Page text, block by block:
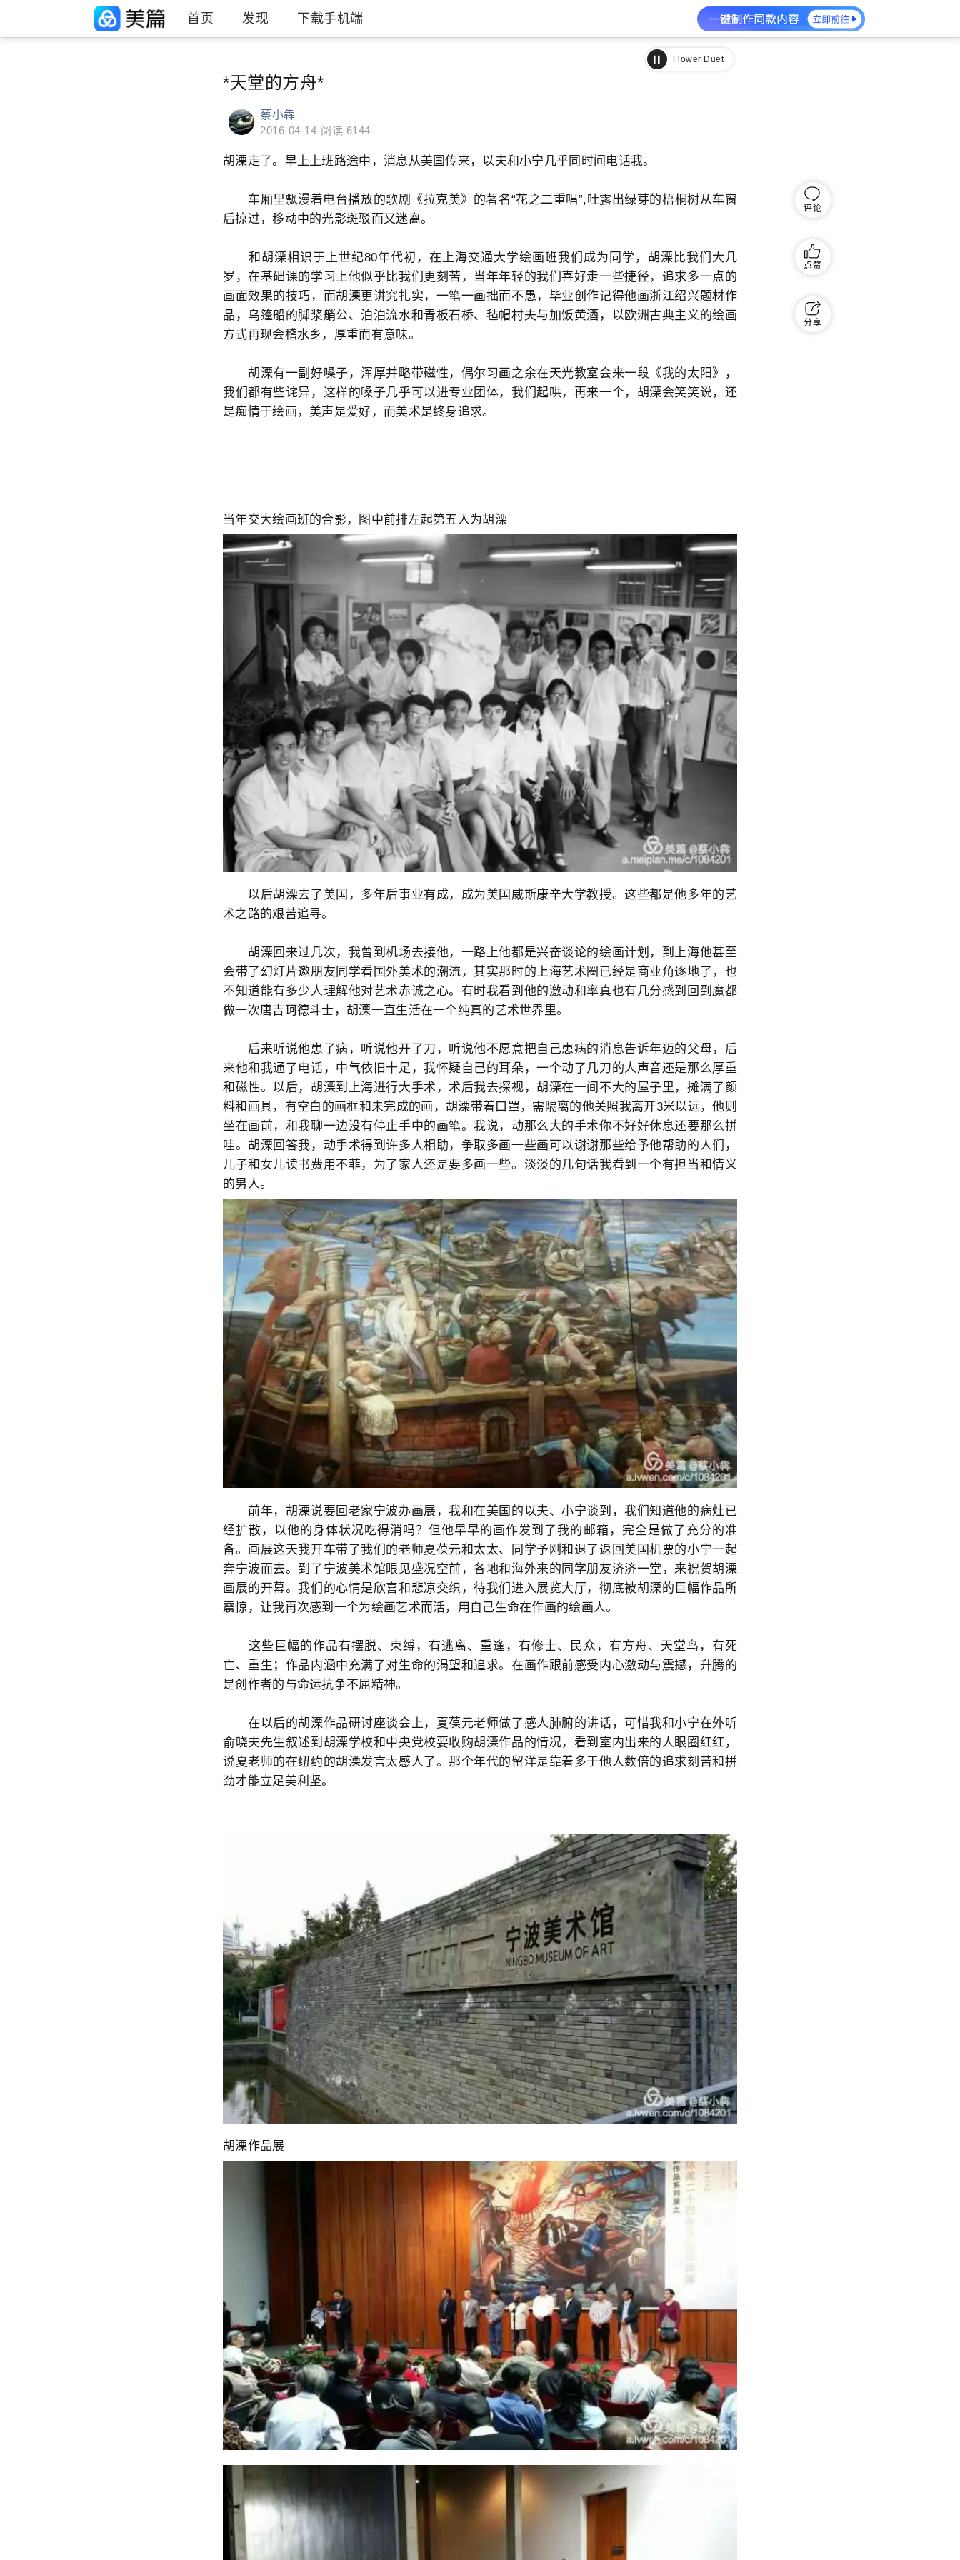
首页 发现 下载手机端
The Flower Duet The Flower Duet
*天堂的方舟*
蔡小犇
2016-04-14 阅读 6144
胡溧走了。早上上班路途中，消息从美国传来，以夫和小宁几乎同时间电话我。
车厢里飘漫着电台播放的歌剧《拉克美》的著名“花之二重唱”,吐露出绿芽的梧桐树从车窗
后掠过，移动中的光影斑驳而又迷离。
和胡溧相识于上世纪80年代初，在上海交通大学绘画班我们成为同学，胡溧比我们大几
岁，在基础课的学习上他似乎比我们更刻苦，当年年轻的我们喜好走一些捷径，追求多一点的
画面效果的技巧，而胡溧更讲究扎实，一笔一画拙而不愚，毕业创作记得他画浙江绍兴题材作
品，乌篷船的脚浆艄公、泊泊流水和青板石桥、毡帽村夫与加饭黄酒，以欧洲古典主义的绘画
方式再现会稽水乡，厚重而有意味。
胡溧有一副好嗓子，浑厚并略带磁性，偶尔习画之余在天光教室会来一段《我的太阳》，
我们都有些诧异，这样的嗓子几乎可以进专业团体，我们起哄，再来一个，胡溧会笑笑说，还
是痴情于绘画，美声是爱好，而美术是终身追求。
当年交大绘画班的合影，图中前排左起第五人为胡溧
以后胡溧去了美国，多年后事业有成，成为美国威斯康辛大学教授。这些都是他多年的艺
术之路的艰苦追寻。
胡溧回来过几次，我曾到机场去接他，一路上他都是兴奋谈论的绘画计划，到上海他甚至
会带了幻灯片邀朋友同学看国外美术的潮流，其实那时的上海艺术圈已经是商业角逐地了，也
不知道能有多少人理解他对艺术赤诚之心。有时我看到他的激动和率真也有几分感到回到魔都
做一次唐吉珂德斗士，胡溧一直生活在一个纯真的艺术世界里。
后来听说他患了病，听说他开了刀，听说他不愿意把自己患病的消息告诉年迈的父母，后
来他和我通了电话，中气依旧十足，我怀疑自己的耳朵，一个动了几刀的人声音还是那么厚重
和磁性。以后，胡溧到上海进行大手术，术后我去探视，胡溧在一间不大的屋子里，摊满了颜
料和画具，有空白的画框和未完成的画，胡溧带着口罩，需隔离的他关照我离开3米以远，他则
坐在画前，和我聊一边没有停止手中的画笔。我说，动那么大的手术你不好好休息还要那么拼
哇。胡溧回答我，动手术得到许多人相助，争取多画一些画可以谢谢那些给予他帮助的人们，
儿子和女儿读书费用不菲，为了家人还是要多画一些。淡淡的几句话我看到一个有担当和情义
的男人。
前年，胡溧说要回老家宁波办画展，我和在美国的以夫、小宁谈到，我们知道他的病灶已
经扩散，以他的身体状况吃得消吗？但他早早的画作发到了我的邮箱，完全是做了充分的准
备。画展这天我开车带了我们的老师夏葆元和太太、同学予刚和退了返回美国机票的小宁一起
奔宁波而去。到了宁波美术馆眼见盛况空前，各地和海外来的同学朋友济济一堂，来祝贺胡溧
画展的开幕。我们的心情是欣喜和悲凉交织，待我们进入展览大厅，彻底被胡溧的巨幅作品所
震惊，让我再次感到一个为绘画艺术而活，用自己生命在作画的绘画人。
这些巨幅的作品有摆脱、束缚，有逃离、重逢，有修士、民众，有方舟、天堂鸟，有死
亡、重生；作品内涵中充满了对生命的渴望和追求。在画作跟前感受内心激动与震撼，升腾的
是创作者的与命运抗争不屈精神。
在以后的胡溧作品研讨座谈会上，夏葆元老师做了感人肺腑的讲话，可惜我和小宁在外听
俞晓夫先生叙述到胡溧学校和中央党校要收购胡溧作品的情况，看到室内出来的人眼圈红红，
说夏老师的在纽约的胡溧发言太感人了。那个年代的留洋是靠着多于他人数倍的追求刻苦和拼
劲才能立足美利坚。
胡溧作品展
评论
点赞
分享